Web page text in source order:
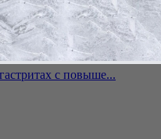
с повыше...